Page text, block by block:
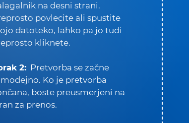
na desni strani.
povlecite ali spustite
datoteko, lahko pa jo tudi
kliknete.
2: Pretvorba se začne
Ko je pretvorba
boste preusmerjeni na
za prenos.